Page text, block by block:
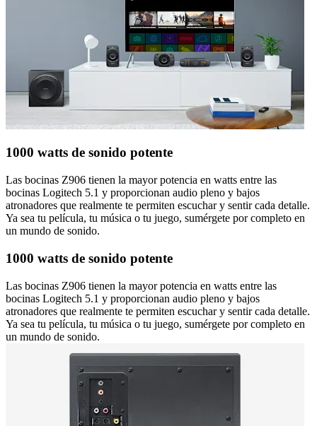
1000 watts de sonido potente
Las bocinas Z906 tienen la mayor potencia en watts entre las
bocinas Logitech 5.1 y proporcionan audio pleno y bajos
atronadores que realmente te permiten escuchar y sentir cada detalle.
Ya sea tu película, tu música o tu juego, sumérgete por completo en
un mundo de sonido.
1000 watts de sonido potente
Las bocinas Z906 tienen la mayor potencia en watts entre las
bocinas Logitech 5.1 y proporcionan audio pleno y bajos
atronadores que realmente te permiten escuchar y sentir cada detalle.
Ya sea tu película, tu música o tu juego, sumérgete por completo en
un mundo de sonido.